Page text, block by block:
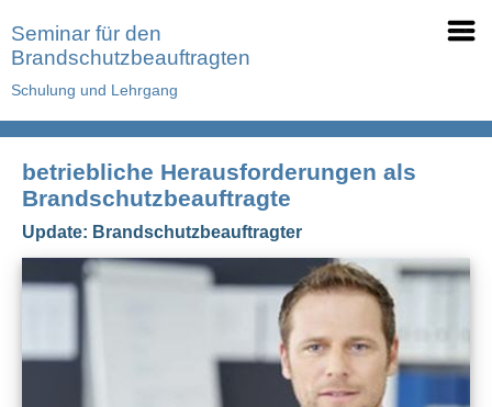
Seminar für den
Brandschutzbeauftragten
Schulung und Lehrgang
betriebliche Herausforderungen als
Brandschutzbeauftragte
Update: Brandschutzbeauftragter